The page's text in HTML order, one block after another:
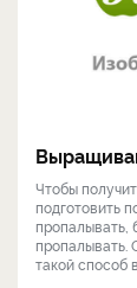
Чтобы
подготовить
пропалывать,
пропалывать.
такой способ